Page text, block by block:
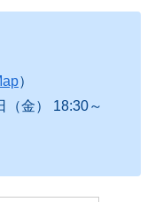
）
（金） 18:30～